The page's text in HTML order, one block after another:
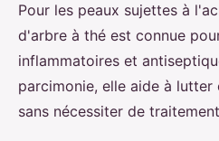
Pour les peaux sujettes à
d'arbre à thé est connue
inflammatoires et
parcimonie, elle aide à
sans nécessiter de